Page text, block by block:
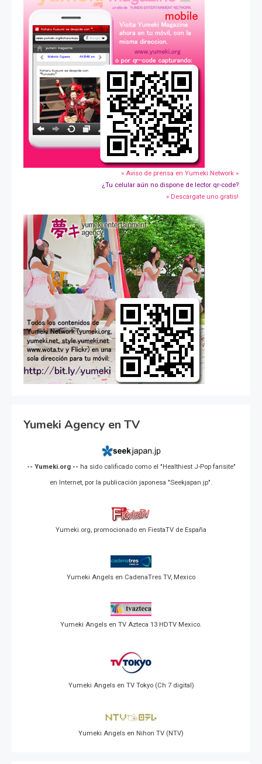
» Aviso de prensa en Yumeki Network »
¿Tu celular aún no dispone de lector qr-code?
» Descárgate uno gratis!
Yumeki Agency en TV
-- Yumeki.org -- ha sido calificado como el "Healthiest J-Pop fansite"
en Internet, por la publicación japonesa "Seekjapan.jp".
Yumeki.org, promocionado en FiestaTV de España
Yumeki Angels en CadenaTres TV, Mexico
Yumeki Angels en TV Azteca 13 HDTV Mexico.
Yumeki Angels en TV Tokyo (Ch 7 digital)
Yumeki Angels en Nihon TV (NTV)